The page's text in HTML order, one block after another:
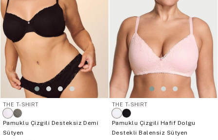
THE T-SHIRT
Pamuklu Çizgili Desteksiz Demi
Sütyen
THE T-SHIRT
Pamuklu Çizgili Hafif Dolgu
Destekli Balensiz Sütyen